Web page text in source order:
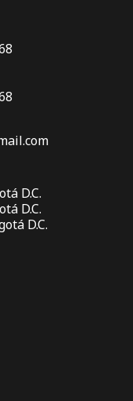
D.C.
D.C.
D.C.